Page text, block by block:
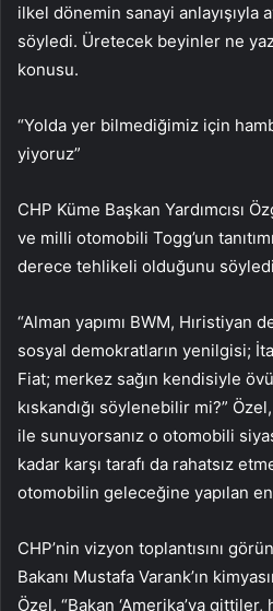
ilkel dönemin sanayi anlayışıyla
söyledi. Üretecek beyinler ne
konusu.
“Yolda yer bilmediğimiz için
yiyoruz”
CHP Küme Başkan Yardımcısı
ve milli otomobili Togg’un
derece tehlikeli olduğunu
“Alman yapımı BWM, Hıristiyan
sosyal demokratların yenilgisi;
Fiat; merkez sağın kendisiyle
kıskandığı söylenebilir mi?”
ile sunuyorsanız o otomobili
kadar karşı tarafı da rahatsız
otomobilin geleceğine yapılan
CHP’nin vizyon toplantısını
Bakanı Mustafa Varank’ın
Özel, “Bakan ‘Amerika’ya